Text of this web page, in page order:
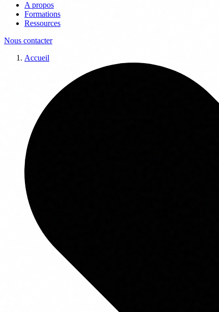
A propos
Formations
Ressources
Nous contacter
Accueil